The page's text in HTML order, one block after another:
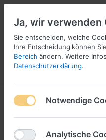
☎
Menü Anmelden
Rundtische
Ja, wir verwenden
Sie entscheiden, welche
Ihre Entscheidung können
Bereich ändern. Weitere
Datenschutzerklärung.
Notwendige
Analytische